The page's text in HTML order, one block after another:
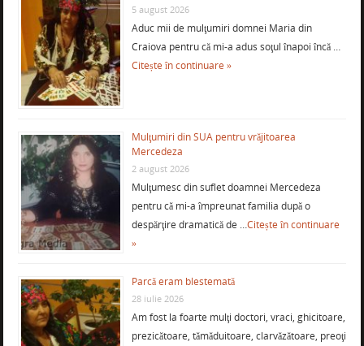
5 august 2026
Aduc mii de mulţumiri domnei Maria din
Craiova pentru că mi-a adus soţul înapoi încă …
Citește în continuare »
Mulţumiri din SUA pentru vrăjitoarea
Mercedeza
2 august 2026
Mulţumesc din suflet doamnei Mercedeza
pentru că mi-a împreunat familia după o
despărţire dramatică de …Citește în continuare
»
Parcă eram blestemată
28 iulie 2026
Am fost la foarte mulţi doctori, vraci, ghicitoare,
prezicătoare, tămăduitoare, clarvăzătoare, preoţi